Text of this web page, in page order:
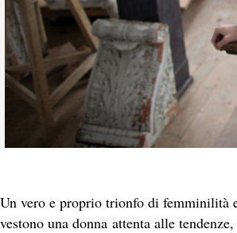
Un vero e proprio trionfo di femminilità
vestono una donna attenta alle